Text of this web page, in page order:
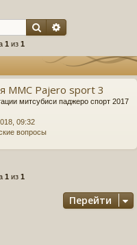
Поиск
1 из 1
MMC Pajero sport 3
митсубиси паджеро спорт 2017
09:32
вопросы
1 из 1
Перейти